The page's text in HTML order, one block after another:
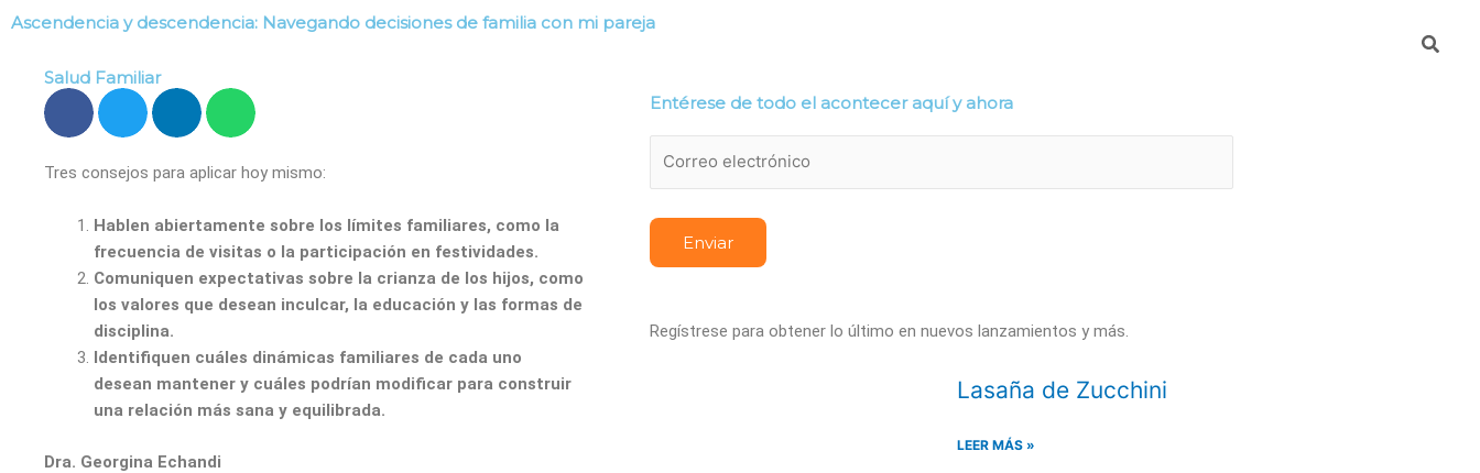
Ascendencia y descendencia: Navegando decisiones de familia con mi pareja
Salud Familiar
Tres consejos para aplicar hoy mismo:
Hablen abiertamente sobre los límites familiares, como la
frecuencia de visitas o la participación en festividades.
Comuniquen expectativas sobre la crianza de los hijos, como
los valores que desean inculcar, la educación y las formas de
disciplina.
Identifiquen cuáles dinámicas familiares de cada uno
desean mantener y cuáles podrían modificar para construir
una relación más sana y equilibrada.
Dra. Georgina Echandi
Entérese de todo el acontecer aquí y ahora
Regístrese para obtener lo último en nuevos lanzamientos y más.
Lasaña de Zucchini
LEER MÁS »